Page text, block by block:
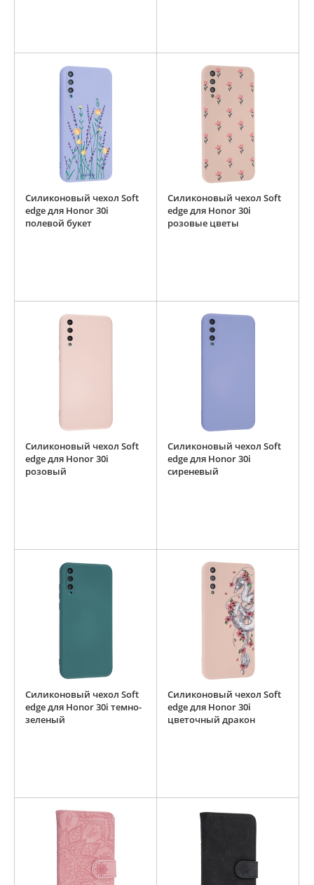
Силиконовый чехол Soft
edge для Honor 30i
полевой букет
Силиконовый чехол Soft
edge для Honor 30i
розовые цветы
Силиконовый чехол Soft
edge для Honor 30i
розовый
Силиконовый чехол Soft
edge для Honor 30i
сиреневый
Силиконовый чехол Soft
edge для Honor 30i темно-
зеленый
Силиконовый чехол Soft
edge для Honor 30i
цветочный дракон